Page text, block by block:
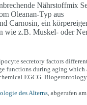
Nährstoffmix
Oleanan-Typ aus
Carnosin, ein
wie z.B. Muskel- oder
secretory factors
functions during aging which
EGCG.
des Alterns , abgerufen